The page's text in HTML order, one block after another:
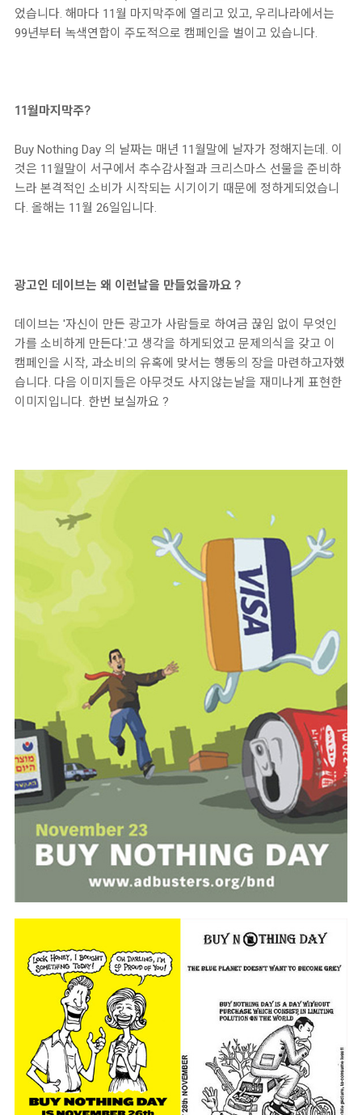
었습니다. 해마다 11월 마지막주에 열리고 있고, 우리나라에서는
99년부터 녹색연합이 주도적으로 캠페인을 벌이고 있습니다.
11월마지막주?
Buy Nothing Day 의 날짜는 매년 11월말에 날자가 정해지는데. 이
것은 11월말이 서구에서 추수감사절과 크리스마스 선물을 준비하
느라 본격적인 소비가 시작되는 시기이기 때문에 정하게되었습니
다. 올해는 11월 26일입니다.
광고인 데이브는 왜 이런날을 만들었을까요 ?
데이브는 '자신이 만든 광고가 사람들로 하여금 끊임 없이 무엇인
가를 소비하게 만든다.'고 생각을 하게되었고 문제의식을 갖고 이
캠페인을 시작, 과소비의 유혹에 맞서는 행동의 장을 마련하고자했
습니다. 다음 이미지들은 아무것도 사지않는날을 재미나게 표현한
이미지입니다. 한번 보실까요 ?